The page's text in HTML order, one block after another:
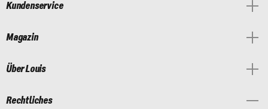
Kundenservice
Magazin
Über Louis
Rechtliches